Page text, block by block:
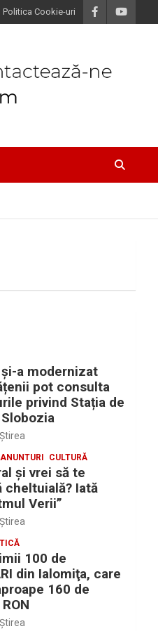
Politica Cookie-uri
și-a modernizat
pot consulta
privind Stația de
Ştirea
ANUNTURI CULTURĂ
şi vrei să te
Iată
Verii”
Ştirea
100 de
din Ialomiţa, care
160 de
Ştirea